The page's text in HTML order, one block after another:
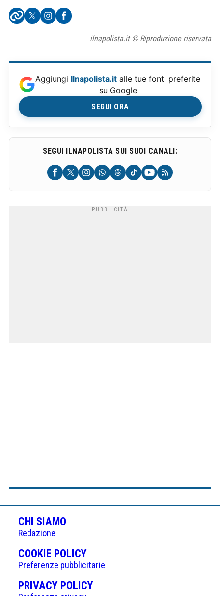
ilnapolista.it © Riproduzione riservata
Aggiungi Ilnapolista.it alle tue fonti preferite
su Google
SEGUI ORA
SEGUI ILNAPOLISTA SUI SUOI CANALI:
CHI SIAMO
Redazione
COOKIE POLICY(APRE
IN
UNA
NUOVA
Preferenze pubblicitarie
PRIVACY POLICY(APRE